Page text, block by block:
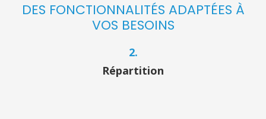
DES FONCTIONNALITÉS ADAPTÉES À
VOS BESOINS
2.
Répartition